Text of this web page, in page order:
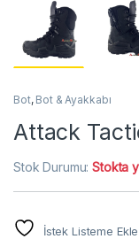
Bot, Bot & Ayakkabı
Attack
Stok Durumu:Stokta
İstek Listeme Ekle